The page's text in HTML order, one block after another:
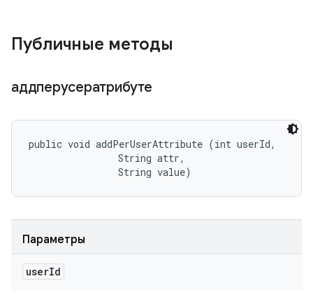
Публичные методы
аддперусератрибуте
public void addPerUserAttribute (int userId,
                String attr,
                String value)
Параметры
userId